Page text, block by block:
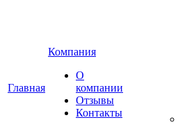
Главная
Компания
О
компании
Отзывы
Контакты